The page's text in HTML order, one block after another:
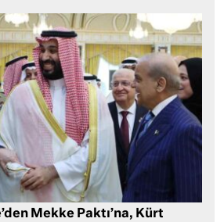
Mekke Paktı’na, Kürt